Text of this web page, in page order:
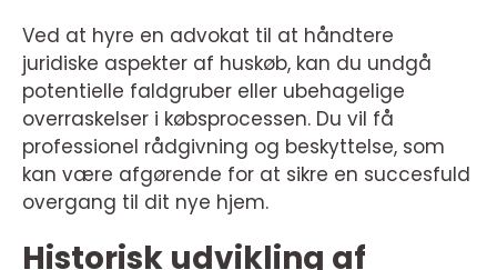
Ved at hyre en advokat til at håndtere
juridiske aspekter af huskøb, kan du undgå
potentielle faldgruber eller ubehagelige
overraskelser i købsprocessen. Du vil få
professionel rådgivning og beskyttelse, som
kan være afgørende for at sikre en succesfuld
overgang til dit nye hjem.
Historisk udvikling af